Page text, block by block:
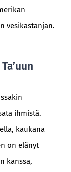
vesikastanjan.
ihmistä.
kaukana
on elänyt
kanssa,